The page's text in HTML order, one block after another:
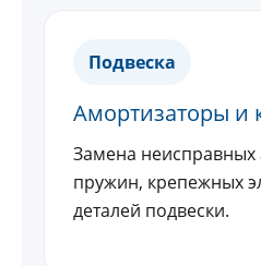
Подвеска
Амортизаторы и
Замена неисправных
пружин, крепежных
деталей подвески.